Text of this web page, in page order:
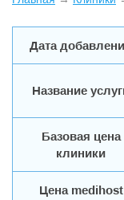
Дата
Название
Базовая цена
клиники
Цена medihost